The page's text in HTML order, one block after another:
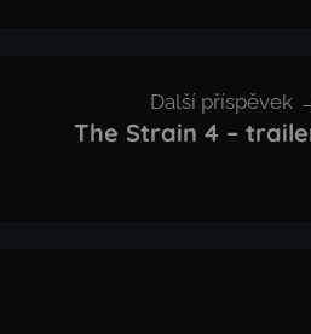
Další příspěvek
The Strain 4 –